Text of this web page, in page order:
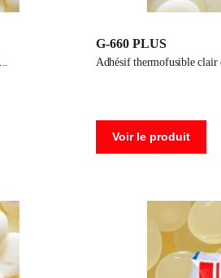
G-660 PLUS
adhésif thermofusible
Voir le produit